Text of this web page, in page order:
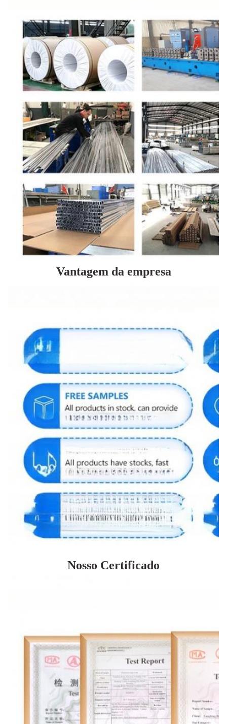
Vantagem da empresa
Nosso Certificado